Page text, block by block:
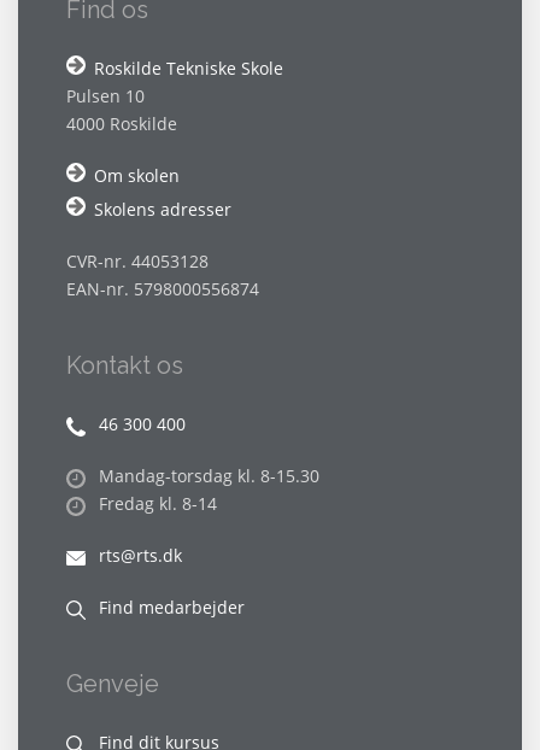
Find os
Roskilde Tekniske Skole
Pulsen 10
4000 Roskilde
Om skolen
Skolens adresser
CVR-nr. 44053128
EAN-nr. 5798000556874
Kontakt os
46 300 400
Mandag-torsdag kl. 8-15.30
Fredag kl. 8-14
rts@rts.dk
Find medarbejder
Genveje
Find dit kursus